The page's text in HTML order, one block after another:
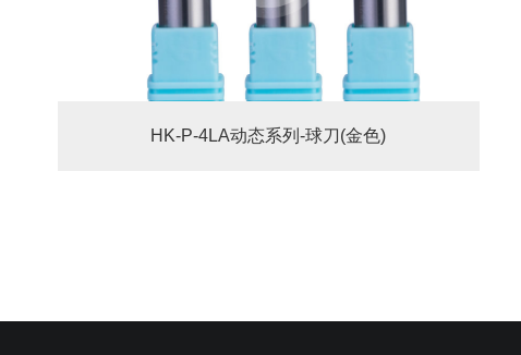
HK-P-4LA动态系列-球刀(金色)